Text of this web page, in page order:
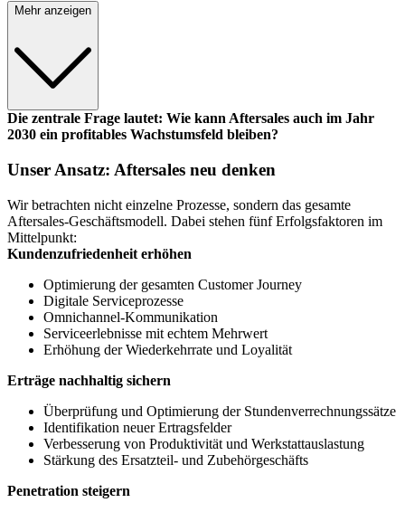
Mehr anzeigen
Die zentrale Frage lautet: Wie kann Aftersales auch im Jahr
2030 ein profitables Wachstumsfeld bleiben?
Unser Ansatz: Aftersales neu denken
Wir betrachten nicht einzelne Prozesse, sondern das gesamte
Aftersales-Geschäftsmodell. Dabei stehen fünf Erfolgsfaktoren im
Mittelpunkt:
Kundenzufriedenheit erhöhen
Optimierung der gesamten Customer Journey
Digitale Serviceprozesse
Omnichannel-Kommunikation
Serviceerlebnisse mit echtem Mehrwert
Erhöhung der Wiederkehrrate und Loyalität
Erträge nachhaltig sichern
Überprüfung und Optimierung der Stundenverrechnungssätze
Identifikation neuer Ertragsfelder
Verbesserung von Produktivität und Werkstattauslastung
Stärkung des Ersatzteil- und Zubehörgeschäfts
Penetration steigern